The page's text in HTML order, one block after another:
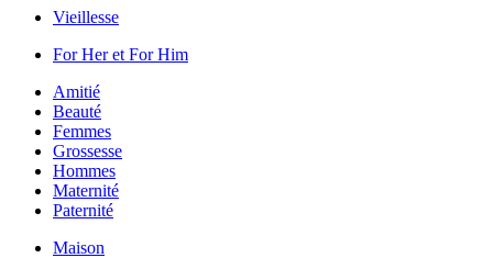
Vieillesse
For Her et For Him
Amitié
Beauté
Femmes
Grossesse
Hommes
Maternité
Paternité
Maison